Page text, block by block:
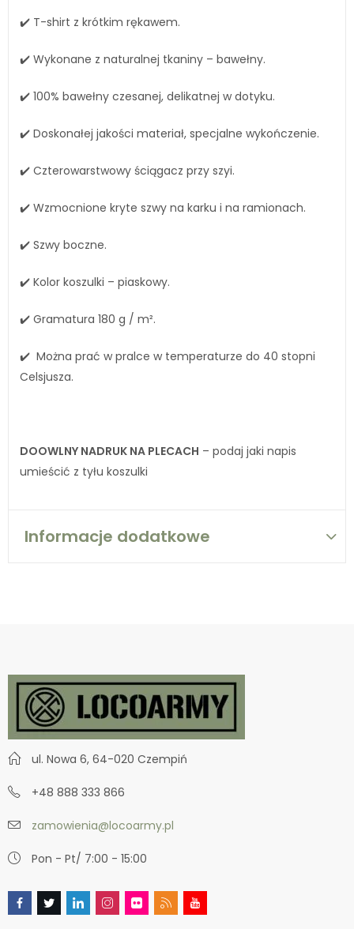
✔️ T-shirt z krótkim rękawem.
✔️ Wykonane z naturalnej tkaniny – bawełny.
✔️ 100% bawełny czesanej, delikatnej w dotyku.
✔️ Doskonałej jakości materiał, specjalne wykończenie.
✔️ Czterowarstwowy ściągacz przy szyi.
✔️ Wzmocnione kryte szwy na karku i na ramionach.
✔️ Szwy boczne.
✔️ Kolor koszulki – piaskowy.
✔️ Gramatura 180 g / m².
✔️ Można prać w pralce w temperaturze do 40 stopni
Celsjusza.
DOOWLNY NADRUK NA PLECACH – podaj jaki napis
umieścić z tyłu koszulki
Informacje dodatkowe
ul. Nowa 6, 64-020 Czempiń
+48 888 333 866
zamowienia@locoarmy.pl
Pon - Pt/ 7:00 - 15:00